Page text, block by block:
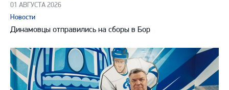
01 АВГУСТА 2026
Новости
Динамовцы отправились на сборы в Бор